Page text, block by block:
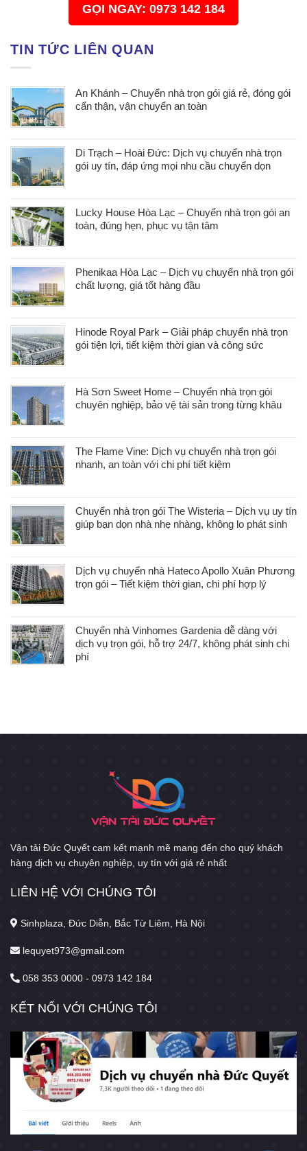
GỌI NGAY: 0973 142 184
TIN TỨC LIÊN QUAN
An Khánh – Chuyển nhà trọn gói giá rẻ, đóng gói
cẩn thận, vận chuyển an toàn
Di Trạch – Hoài Đức: Dịch vụ chuyển nhà trọn
gói uy tín, đáp ứng mọi nhu cầu chuyển dọn
Lucky House Hòa Lạc – Chuyển nhà trọn gói an
toàn, đúng hẹn, phục vụ tận tâm
Phenikaa Hòa Lạc – Dịch vụ chuyển nhà trọn gói
chất lượng, giá tốt hàng đầu
Hinode Royal Park – Giải pháp chuyển nhà trọn
gói tiện lợi, tiết kiệm thời gian và công sức
Hà Sơn Sweet Home – Chuyển nhà trọn gói
chuyên nghiệp, bảo vệ tài sản trong từng khâu
The Flame Vine: Dịch vụ chuyển nhà trọn gói
nhanh, an toàn với chi phí tiết kiệm
Chuyển nhà trọn gói The Wisteria – Dịch vụ uy tín
giúp bạn dọn nhà nhẹ nhàng, không lo phát sinh
Dịch vụ chuyển nhà Hateco Apollo Xuân Phương
trọn gói – Tiết kiệm thời gian, chi phí hợp lý
Chuyển nhà Vinhomes Gardenia dễ dàng với
dịch vụ trọn gói, hỗ trợ 24/7, không phát sinh chi
phí
Vận tải Đức Quyết cam kết mạnh mẽ mang đến cho quý khách
hàng dịch vụ chuyên nghiệp, uy tín với giá rẻ nhất
LIÊN HỆ VỚI CHÚNG TÔI
Sinhplaza, Đức Diễn, Bắc Từ Liêm, Hà Nội
lequyet973@gmail.com
058 353 0000 - 0973 142 184
KẾT NỐI VỚI CHÚNG TÔI